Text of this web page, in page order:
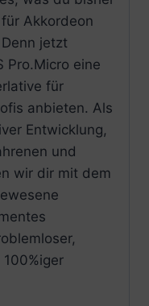
Akkordeon
jetzt
Pro.Micro eine
für
anbieten. Als
Entwicklung,
und
wir dir mit dem